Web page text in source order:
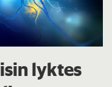
lyktes